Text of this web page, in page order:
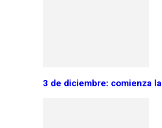
3 de diciembre: comienza